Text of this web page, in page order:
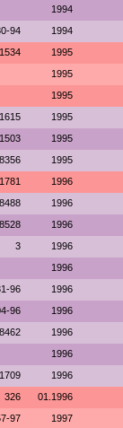
1994
94 1994
1534 1995
1995
1995
1615 1995
1503 1995
1995
1781 1996
1996
1996
3 1996
1996
96 1996
96 1996
1996
1996
1709 1996
326 01.1996
97 1997